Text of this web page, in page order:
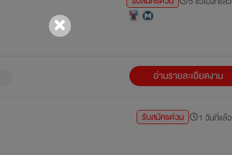
อ่านรายละเอียดงาน
รับสมัครด่วน 1 วันที่แล้ว